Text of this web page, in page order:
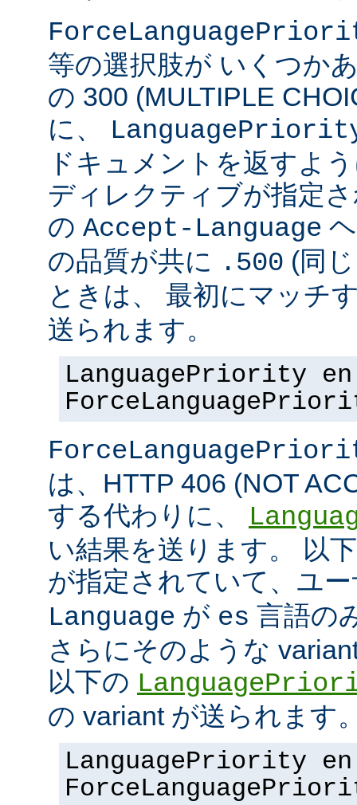
等の選択肢が いくつか
の 300 (MULTIPLE
に、
ドキュメントを返すよ
ディレクティブが指定
の Accept-Language
の品質が共に .500 (同
ときは、 最初にマッチ
送られます。
LanguagePriority
は、HTTP 406 (NOT
する代わりに、
い結果を送ります。 以
が指定されていて、ユ
Language が es 言語の
さらにそのような
以下の
の variant が送られます
LanguagePriority